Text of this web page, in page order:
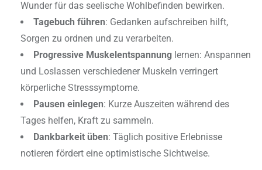
Wunder für das seelische Wohlbefinden bewirken.
Tagebuch führen: Gedanken aufschreiben hilft,
Sorgen zu ordnen und zu verarbeiten.
Progressive Muskelentspannung lernen: Anspannen
und Loslassen verschiedener Muskeln verringert
körperliche Stresssymptome.
Pausen einlegen: Kurze Auszeiten während des
Tages helfen, Kraft zu sammeln.
Dankbarkeit üben: Täglich positive Erlebnisse
notieren fördert eine optimistische Sichtweise.